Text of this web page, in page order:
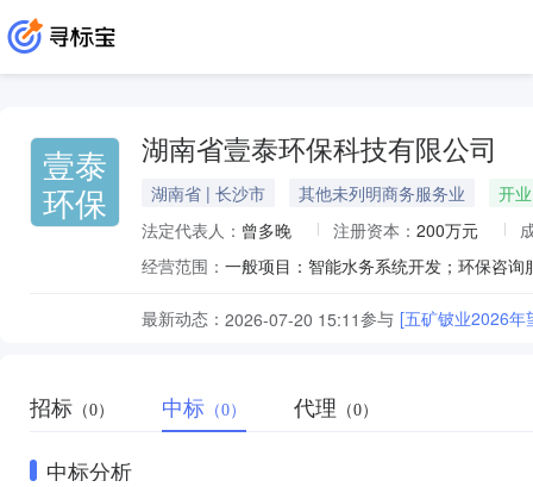
壹泰
环保
湖南省壹泰环保科技有限公司
湖南省 | 长沙市 其他未列明商务服务业
开业
法定代表人： 曾多晚 注册资本： 200万元
经营范围：
最新动态： 2026-07-20 15:11参与 [五矿铍业2026年
招标 （0） 中标 （0） 代理 （0）
中标分析